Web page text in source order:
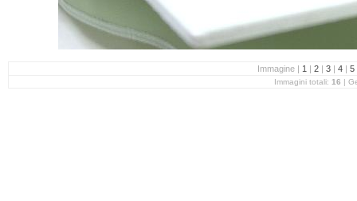
Immagine | 1 | 2 | 3 | 4 | 5
Immagini totali: 16 |